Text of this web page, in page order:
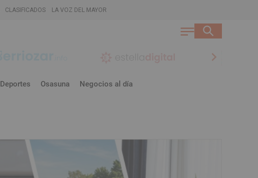
CLASIFICADOS LA VOZ DEL MAYOR
chevron_right
Deportes Osasuna Negocios al día